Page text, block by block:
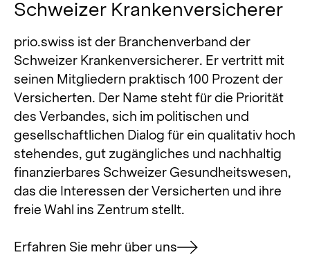
Schweizer Krankenversicherer
prio.swiss ist der Branchenverband der
Schweizer Krankenversicherer. Er vertritt mit
seinen Mitgliedern praktisch 100 Prozent der
Versicherten. Der Name steht für die Priorität
des Verbandes, sich im politischen und
gesellschaftlichen Dialog für ein qualitativ hoch
stehendes, gut zugängliches und nachhaltig
finanzierbares Schweizer Gesundheitswesen,
das die Interessen der Versicherten und ihre
freie Wahl ins Zentrum stellt.
Erfahren Sie mehr über uns